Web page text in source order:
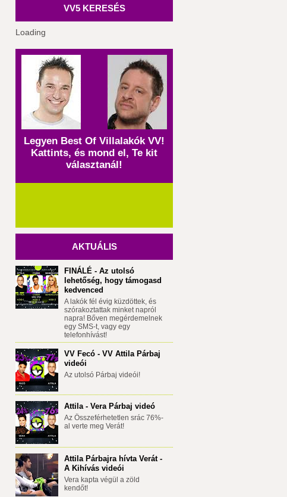
VV5 KERESÉS
Loading
Legyen Best Of Villalakók VV!
Kattints, és mond el, Te kit
választanál!
AKTUÁLIS
FINÁLÉ - Az utolsó
lehetőség, hogy támogasd
kedvenced
A lakók fél évig küzdöttek, és
szórakoztattak minket napról
napra! Bőven megérdemelnek
egy SMS-t, vagy egy
telefonhívást!
VV Fecó - VV Attila Párbaj
videói
Az utolsó Párbaj videói!
Attila - Vera Párbaj videó
Az Összeférhetetlen srác 76%-
al verte meg Verát!
Attila Párbajra hívta Verát -
A Kihívás videói
Vera kapta végül a zöld
kendőt!